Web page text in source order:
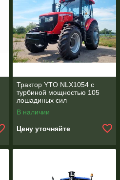
Трактор YTO NLX1054 с
турбиной мощностью 105
лошадиных сил
В наличии
Цену уточняйте